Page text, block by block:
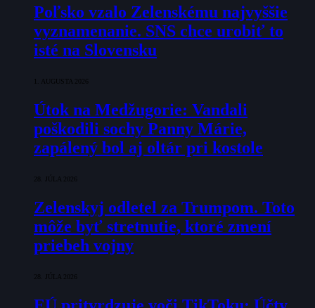
Poľsko vzalo Zelenskému najvyššie
vyznamenanie. SNS chce urobiť to
isté na Slovensku
1. AUGUSTA 2026
Útok na Medžugorie: Vandali
poškodili sochy Panny Márie,
zapálený bol aj oltár pri kostole
28. JÚLA 2026
Zelenskyj odletel za Trumpom. Toto
môže byť stretnutie, ktoré zmení
priebeh vojny
28. JÚLA 2026